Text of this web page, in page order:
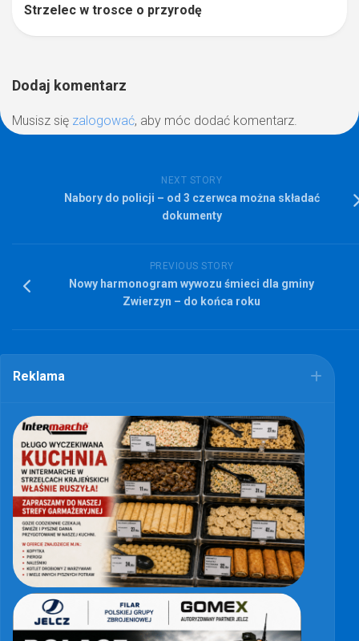
Strzelec w trosce o przyrodę
Dodaj komentarz
Musisz się zalogować, aby móc dodać komentarz.
NEXT STORY
Nabory do policji – od 3 czerwca można składać
dokumenty
PREVIOUS STORY
Nowy harmonogram wywozu śmieci dla gminy
Zwierzyn – do końca roku
Reklama